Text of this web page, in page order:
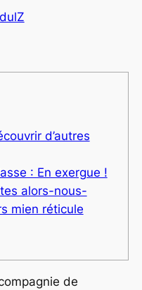
d’autres
: En exergue !
alors-nous-
mien réticule
de